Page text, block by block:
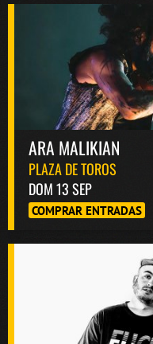
ARA MALIKIAN
PLAZA DE TOROS
DOM 13 SEP
COMPRAR ENTRADAS